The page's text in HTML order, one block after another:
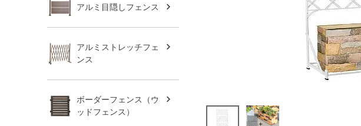
アルミ目隠しフェンス
アルミストレッチフェ
ンス
ボーダーフェンス（ウ
ッドフェンス）